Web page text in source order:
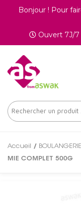
Bonjour ! Pour
Ouvert 7J/
Accueil / BOULANGERIE
MIE COMPLET 500G